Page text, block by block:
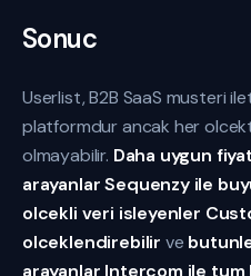
Sonuc
Userlist, B2B SaaS musteri
platformdur ancak her
olmayabilir. Daha uygun
arayanlar Sequenzy ile
olcekli veri isleyenler
olceklendirebilir ve
arayanlar Intercom ile